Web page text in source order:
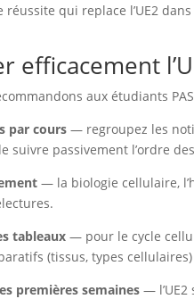
qui replace l’UE2
efficacement
aux étudiants
par cours — regroupez les
suivre passivement l’ordre
— la biologie cellulaire,
tableaux — pour le cycle
(tissus, types
premières semaines — l’UE2